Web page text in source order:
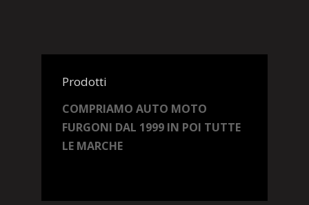
Prodotti
COMPRIAMO AUTO MOTO
FURGONI DAL 1999 IN POI TUTTE
LE MARCHE